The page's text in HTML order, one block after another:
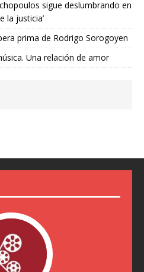
sigue deslumbrando en
la justicia’
prima de Rodrigo Sorogoyen
Una relación de amor